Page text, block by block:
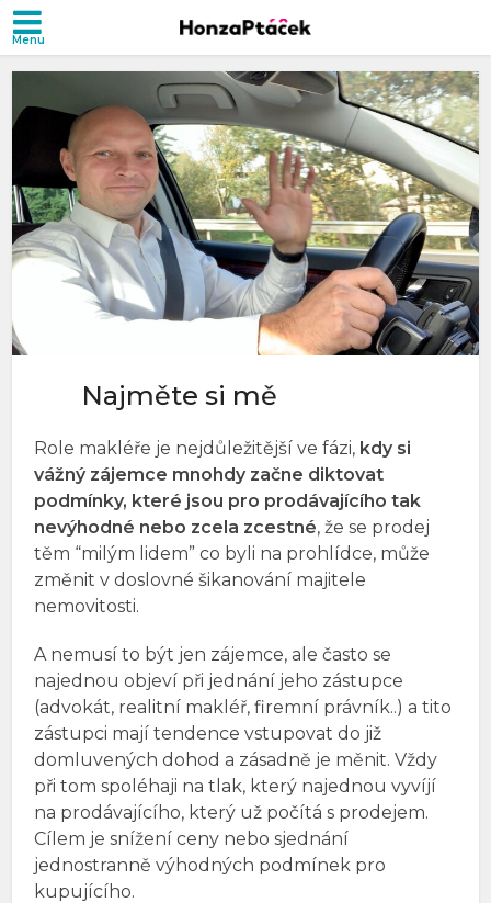
Najměte si mě
Role makléře je nejdůležitější ve fázi, kdy si
vážný zájemce mnohdy začne diktovat
podmínky, které jsou pro prodávajícího tak
nevýhodné nebo zcela zcestné, že se prodej
těm “milým lidem” co byli na prohlídce, může
změnit v doslovné šikanování majitele
nemovitosti.
A nemusí to být jen zájemce, ale často se
najednou objeví při jednání jeho zástupce
(advokát, realitní makléř, firemní právník..) a tito
zástupci mají tendence vstupovat do již
domluvených dohod a zásadně je měnit. Vždy
při tom spoléhaji na tlak, který najednou vyvíjí
na prodávajícího, který už počítá s prodejem.
Cílem je snížení ceny nebo sjednání
jednostranně výhodných podmínek pro
kupujícího.